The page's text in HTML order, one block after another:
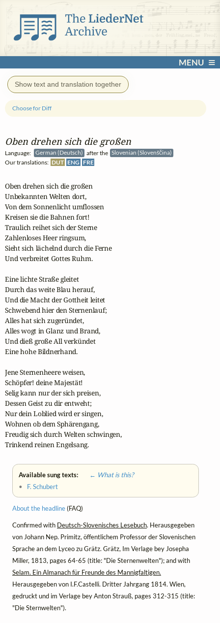
MENU
Show text and translation together
Oben drehen sich die großen
Language: German (Deutsch) after the Slovenian (Slovenščina)
Our translations: DUT ENG FRE
Choose for Diff
Oben drehen sich die großen
Unbekannten Welten dort,
Von dem Sonnenlicht umflossen
Kreisen sie die Bahnen fort!
Traulich reihet sich der Sterne
Zahlenloses Heer ringsum,
Sieht sich lächelnd durch die Ferne
Und verbreitet Gottes Ruhm.
Eine lichte Straße gleitet
Durch das weite Blau herauf,
Und die Macht der Gottheit leitet
Schwebend hier den Sternenlauf;
Alles hat sich zugeründet,
Alles wogt in Glanz und Brand,
Und dieß große All verkündet
Eine hohe Bildnerhand.
Jene Sternenheere weisen,
Schöpfer! deine Majestät!
Selig kann nur der sich preisen,
Dessen Geist zu dir entweht;
Nur dein Loblied wird er singen,
Wohnen ob dem Sphärengang,
Freudig sich durch Welten schwingen,
Trinkend reinen Engelsang.
Available sung texts:
← What is this?
• F. Schubert
About the headline(FAQ)
Confirmed with Deutsch-Slovenisches Lesebuch. Herausgegeben
von Johann Nep. Primitz, öffentlichem Professor der Slovenischen
Sprache an dem Lyceo zu Grätz. Grätz, Im Verlage bey Josepha
Miller, 1813, pages 64-65 (title: "Die Sternenwelten"); and with
Selam. Ein Almanach für Freunde des Mannigfaltigen.
Herausgegeben von I.F.Castelli. Dritter Jahrgang 1814. Wien,
gedruckt und im Verlage bey Anton Strauß, pages 312-315 (title:
"Die Sternwelten").